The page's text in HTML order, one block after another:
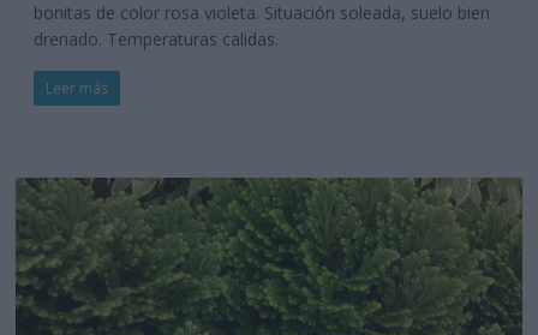
bonitas de color rosa violeta. Situación soleada, suelo bien
drenado. Temperaturas calidas.
Leer más